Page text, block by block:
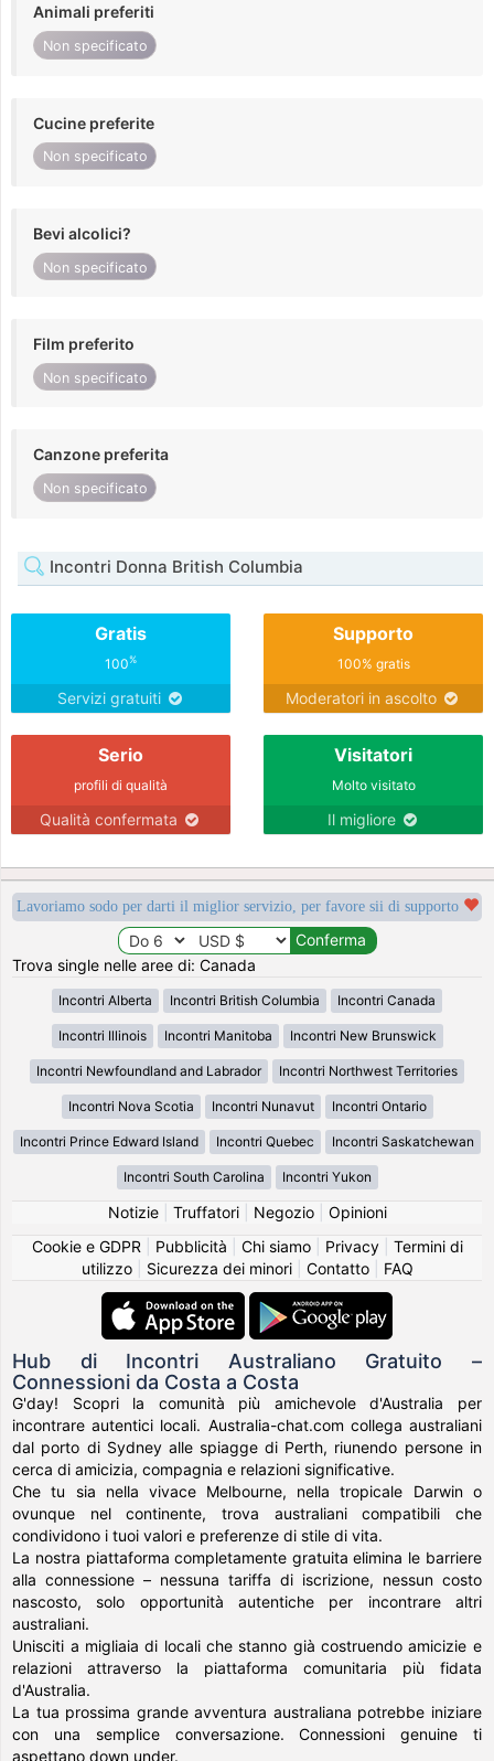
Animali preferiti
Non specificato
Cucine preferite
Non specificato
Bevi alcolici?
Non specificato
Film preferito
Non specificato
Canzone preferita
Non specificato
Incontri Donna British Columbia
Gratis
100%
Servizi gratuiti
Supporto
100% gratis
Moderatori in ascolto
Serio
profili di qualità
Qualità confermata
Visitatori
Molto visitato
Il migliore
Lavoriamo sodo per darti il miglior servizio, per favore sii di supporto
Trova single nelle aree di: Canada
Incontri Alberta Incontri British Columbia Incontri Canada
Incontri Illinois Incontri Manitoba Incontri New Brunswick
Incontri Newfoundland and Labrador Incontri Northwest Territories
Incontri Nova Scotia Incontri Nunavut Incontri Ontario
Incontri Prince Edward Island Incontri Quebec Incontri Saskatchewan
Incontri South Carolina Incontri Yukon
Notizie| Truffatori| Negozio| Opinioni
Cookie e GDPR
Pubblicità Chi siamo| Privacy| Termini di
utilizzo| Sicurezza dei minori| Contatto| FAQ
Hub di Incontri Australiano Gratuito –
Connessioni da Costa a Costa
G'day! Scopri la comunità più amichevole d'Australia per
incontrare autentici locali. Australia-chat.com collega australiani
dal porto di Sydney alle spiagge di Perth, riunendo persone in
cerca di amicizia, compagnia e relazioni significative.
Che tu sia nella vivace Melbourne, nella tropicale Darwin o
ovunque nel continente, trova australiani compatibili che
condividono i tuoi valori e preferenze di stile di vita.
La nostra piattaforma completamente gratuita elimina le barriere
alla connessione – nessuna tariffa di iscrizione, nessun costo
nascosto, solo opportunità autentiche per incontrare altri
australiani.
Unisciti a migliaia di locali che stanno già costruendo amicizie e
relazioni attraverso la piattaforma comunitaria più fidata
d'Australia.
La tua prossima grande avventura australiana potrebbe iniziare
con una semplice conversazione. Connessioni genuine ti
aspettano down under.